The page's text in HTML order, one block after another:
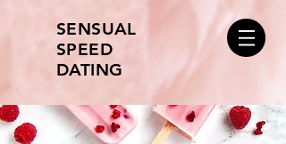
SENSUAL
SPEED
DATING